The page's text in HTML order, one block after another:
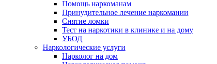
Помощь наркоманам
Принудительное лечение наркомании
Снятие ломки
Тест на наркотики в клинике и на дому
УБОД
Наркологические услуги
Нарколог на дом